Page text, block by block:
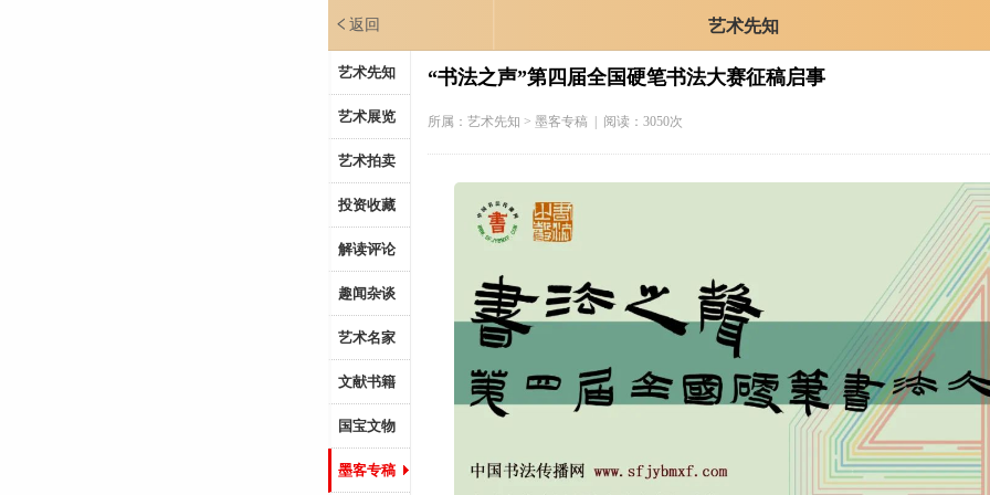
返回 艺术先知
艺术先知
艺术展览
艺术拍卖
投资收藏
解读评论
趣闻杂谈
艺术名家
文献书籍
国宝文物
墨客专稿
“书法之声”第四届全国硬笔书法大赛征稿启事
所属：艺术先知 > 墨客专稿 | 阅读：3050次